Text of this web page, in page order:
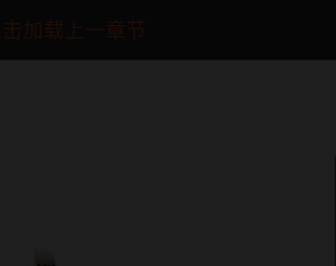
加载上一章节